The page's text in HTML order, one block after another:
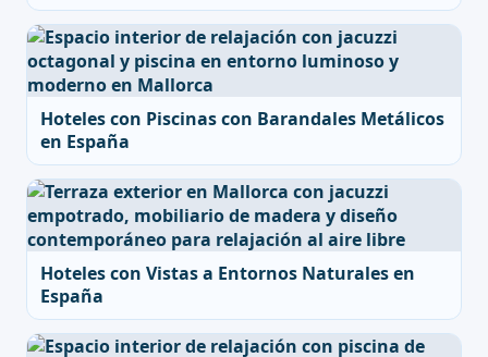
Hoteles con Piscinas con Barandales Metálicos
en España
Hoteles con Vistas a Entornos Naturales en
España